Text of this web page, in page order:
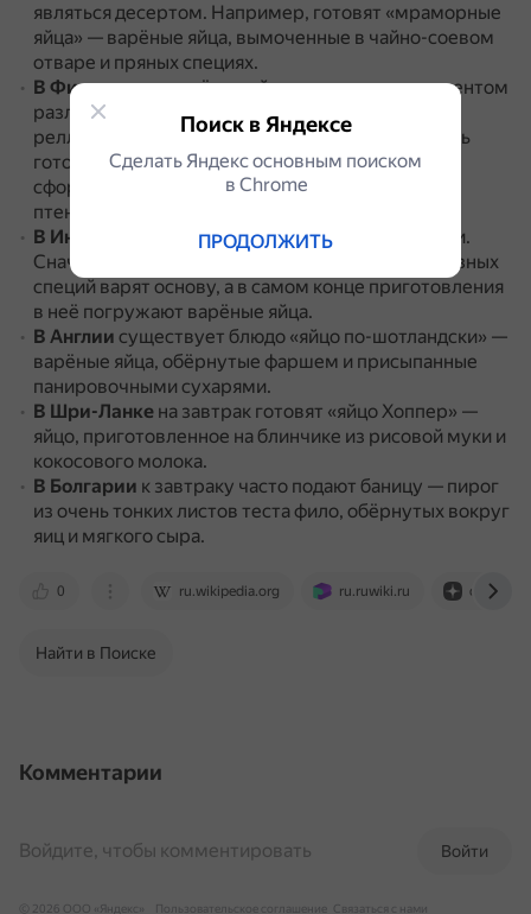
являться десертом. Например, готовят «мраморные
яйца» — варёные яйца, вымоченные в чайно-соевом
отваре и пряных специях.
В Филиппинахварёные яйца являются ингредиентом
различных блюд, таких как эмбутидо, пансит,
реллено, галантина и многих других.
Также здесь
готовят «яйца Балот» — варёные яйца со
сформировавшимся, но ещё не вылупившимся
птенцом курицы.
В Индии
варёные яйца добавляют в блюдо карри.
Сначала из томатов, чеснока, лука и около 10 разных
специй варят основу, а в самом конце приготовления
в неё погружают варёные яйца.
В Англии существует блюдо «яйцо по-шотландски» —
варёные яйца, обёрнутые фаршем и присыпанные
панировочными сухарями.
В Шри-Ланке на завтрак готовят «яйцо Хоппер» —
яйцо, приготовленное на блинчике из рисовой муки и
кокосового молока.
В Болгарии к завтраку часто подают баницу — пирог
из очень тонких листов теста фило, обёрнутых вокруг
яиц и мягкого сыра.
0 ru.wikipedia.org ru.ruwiki.ru dzen.ru
Найти в Поиске
Комментарии
Войти
Войдите, чтобы комментировать
© 2026 ООО «Яндекс» Пользовательское соглашение Связаться с нами
Поиск в Яндексе
Сделать Яндекс основным поиском
в Сhrome
ПРОДОЛЖИТЬ